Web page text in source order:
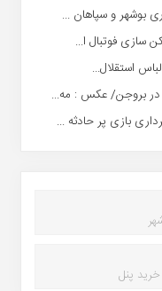
بوشهر و سپاهان ...
سازی فوتبال ا...
استقلال...
در بروجن/ عکس : مه...
بازی پر حادثه ...